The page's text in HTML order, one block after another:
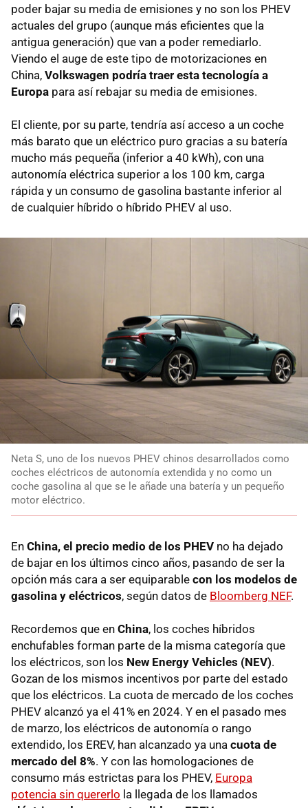
poder bajar su media de emisiones y no son los PHEV
actuales del grupo (aunque más eficientes que la
antigua generación) que van a poder remediarlo.
Viendo el auge de este tipo de motorizaciones en
China, Volkswagen podría traer esta tecnología a
Europa para así rebajar su media de emisiones.
El cliente, por su parte, tendría así acceso a un coche
más barato que un eléctrico puro gracias a su batería
mucho más pequeña (inferior a 40 kWh), con una
autonomía eléctrica superior a los 100 km, carga
rápida y un consumo de gasolina bastante inferior al
de cualquier híbrido o híbrido PHEV al uso.
Neta S, uno de los nuevos PHEV chinos desarrollados como
coches eléctricos de autonomía extendida y no como un
coche gasolina al que se le añade una batería y un pequeño
motor eléctrico.
En China, el precio medio de los PHEV no ha dejado
de bajar en los últimos cinco años, pasando de ser la
opción más cara a ser equiparable con los modelos de
gasolina y eléctricos, según datos de Bloomberg NEF.
Recordemos que en China, los coches híbridos
enchufables forman parte de la misma categoría que
los eléctricos, son los New Energy Vehicles (NEV).
Gozan de los mismos incentivos por parte del estado
que los eléctricos. La cuota de mercado de los coches
PHEV alcanzó ya el 41% en 2024. Y en el pasado mes
de marzo, los eléctricos de autonomía o rango
extendido, los EREV, han alcanzado ya una cuota de
mercado del 8%. Y con las homologaciones de
consumo más estrictas para los PHEV, Europa
potencia sin quererlo la llegada de los llamados